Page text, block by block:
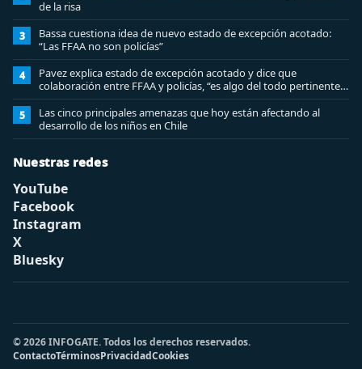
de la risa
3
Bassa cuestiona idea de nuevo estado de excepción acotado:
“Las FFAA no son policías”
4
Pavez explica estado de excepción acotado y dice que
colaboración entre FFAA y policías, “es algo del todo pertinente
analizar”
5
Las cinco principales amenazas que hoy están afectando al
desarrollo de los niños en Chile
Nuestras redes
YouTube
Facebook
Instagram
X
Bluesky
© 2026 INFOGATE. Todos los derechos reservados.
ContactoTérminosPrivacidadCookies